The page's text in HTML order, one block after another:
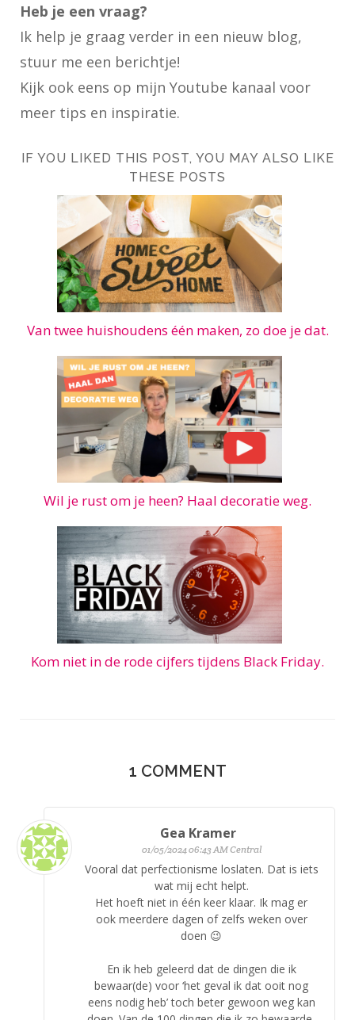
Heb je een vraag?
Ik help je graag verder in een nieuw blog,
stuur me een berichtje!
Kijk ook eens op mijn Youtube kanaal voor
meer tips en inspiratie.
IF YOU LIKED THIS POST, YOU MAY ALSO LIKE
THESE POSTS
Van twee huishoudens één maken, zo doe je dat.
Wil je rust om je heen? Haal decoratie weg.
Kom niet in de rode cijfers tijdens Black Friday.
1 COMMENT
Gea Kramer
01/05/2024 06:43 AM Central
Vooral dat perfectionisme loslaten. Dat is iets
wat mij echt helpt.
Het hoeft niet in één keer klaar. Ik mag er
ook meerdere dagen of zelfs weken over
doen 😉
En ik heb geleerd dat de dingen die ik
bewaar(de) voor ‘het geval ik dat ooit nog
eens nodig heb’ toch beter gewoon weg kan